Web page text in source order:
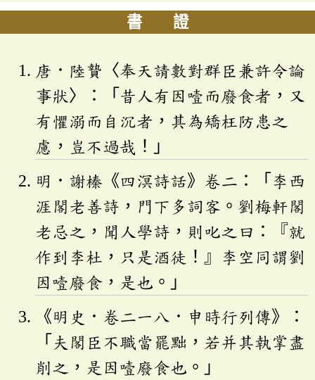
書 證
唐．陸贄〈奉天請數對群臣兼許令論
事狀〉：「昔人有因噎而廢食者，又
有懼溺而自沉者，其為矯枉防患之
慮，豈不過哉！」
明．謝榛《四溟詩話》卷二：「李西
涯閣老善詩，門下多詞客。劉梅軒閣
老忌之，聞人學詩，則叱之曰：『就
作到李杜，只是酒徒！』李空同謂劉
因噎廢食，是也。」
《明史．卷二一八．申時行列傳》：
「夫閣臣不職當罷黜，若并其執掌盡
削之，是因噎廢食也。」